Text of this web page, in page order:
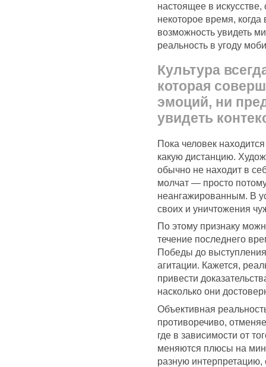
настоящее в
некоторое время,
возможность увидеть
реальность в угоду
Культура
которая
эмоций, ни
увидеть
Пока человек
какую дистанцию.
обычно не находит в
молчат — просто
неангажированным. В
своих и уничтожения
По этому признаку
течение последнего
Победы до
агитации. Кажется,
привести
насколько они
Объективная
противоречиво,
где в зависимости от
меняются плюсы на
разную